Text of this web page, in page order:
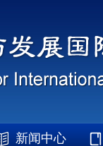
新闻中心